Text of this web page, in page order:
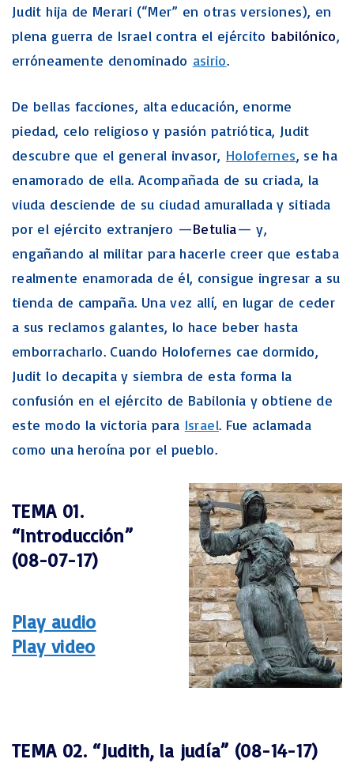
Judit hija de Merari (“Mer” en otras versiones), en
plena guerra de Israel contra el ejército babilónico,
erróneamente denominado asirio.
De bellas facciones, alta educación, enorme
piedad, celo religioso y pasión patriótica, Judit
descubre que el general invasor, Holofernes, se ha
enamorado de ella. Acompañada de su criada, la
viuda desciende de su ciudad amurallada y sitiada
por el ejército extranjero —Betulia— y,
engañando al militar para hacerle creer que estaba
realmente enamorada de él, consigue ingresar a su
tienda de campaña. Una vez allí, en lugar de ceder
a sus reclamos galantes, lo hace beber hasta
emborracharlo. Cuando Holofernes cae dormido,
Judit lo decapita y siembra de esta forma la
confusión en el ejército de Babilonia y obtiene de
este modo la victoria para Israel. Fue aclamada
como una heroína por el pueblo.
TEMA 01.
“Introducción”
(08-07-17)
Play audio
Play video
TEMA 02. “Judith, la judía” (08-14-17)